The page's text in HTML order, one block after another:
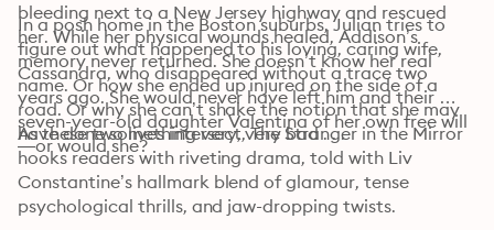
bleeding next to a New Jersey highway and rescued
her. While her physical wounds healed, Addison’s
memory never returned. She doesn’t know her real
name. Or how she ended up injured on the side of a
road. Or why she can’t shake the notion that she may
have done something very, very bad . . .
In a posh home in the Boston suburbs, Julian tries to
figure out what happened to his loving, caring wife,
Cassandra, who disappeared without a trace two
years ago. She would never have left him and their
seven-year-old daughter Valentina of her own free will
—or would she?
As these two lives intersect, The Stranger in the Mirror
hooks readers with riveting drama, told with Liv
Constantine’s hallmark blend of glamour, tense
psychological thrills, and jaw-dropping twists.